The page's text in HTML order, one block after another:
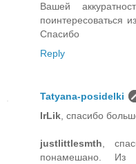
Вашей
поинтересоваться
Спасибо
Reply
Tatyana-posidelki
IrLik, спасибо
justlittlesmth,
понамешано. Из